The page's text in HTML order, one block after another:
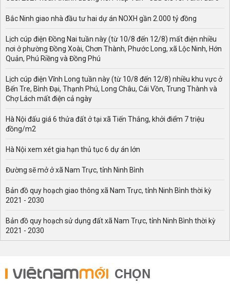
Bắc Ninh giao nhà đầu tư hai dự án NOXH gần 2.000 tỷ đồng
Lịch cúp điện Đồng Nai tuần này (từ 10/8 đến 12/8) mất điện nhiều
nơi ở phường Đồng Xoài, Chơn Thành, Phước Long, xã Lộc Ninh, Hớn
Quản, Phú Riềng và Đồng Phú
Lịch cúp điện Vĩnh Long tuần này (từ 10/8 đến 12/8) nhiều khu vực ở
Bến Tre, Bình Đại, Thạnh Phú, Long Châu, Cái Vồn, Trung Thành và
Chợ Lách mất điện cả ngày
Hà Nội đấu giá 6 thửa đất ở tại xã Tiến Thắng, khởi điểm 7 triệu
đồng/m2
Hà Nội xem xét gia hạn thủ tục 6 dự án lớn
Đường sẽ mở ở xã Nam Trực, tỉnh Ninh Bình
Bản đồ quy hoạch giao thông xã Nam Trực, tỉnh Ninh Bình thời kỳ
2021 - 2030
Bản đồ quy hoạch sử dụng đất xã Nam Trực, tỉnh Ninh Bình thời kỳ
2021 - 2030
CHỌN